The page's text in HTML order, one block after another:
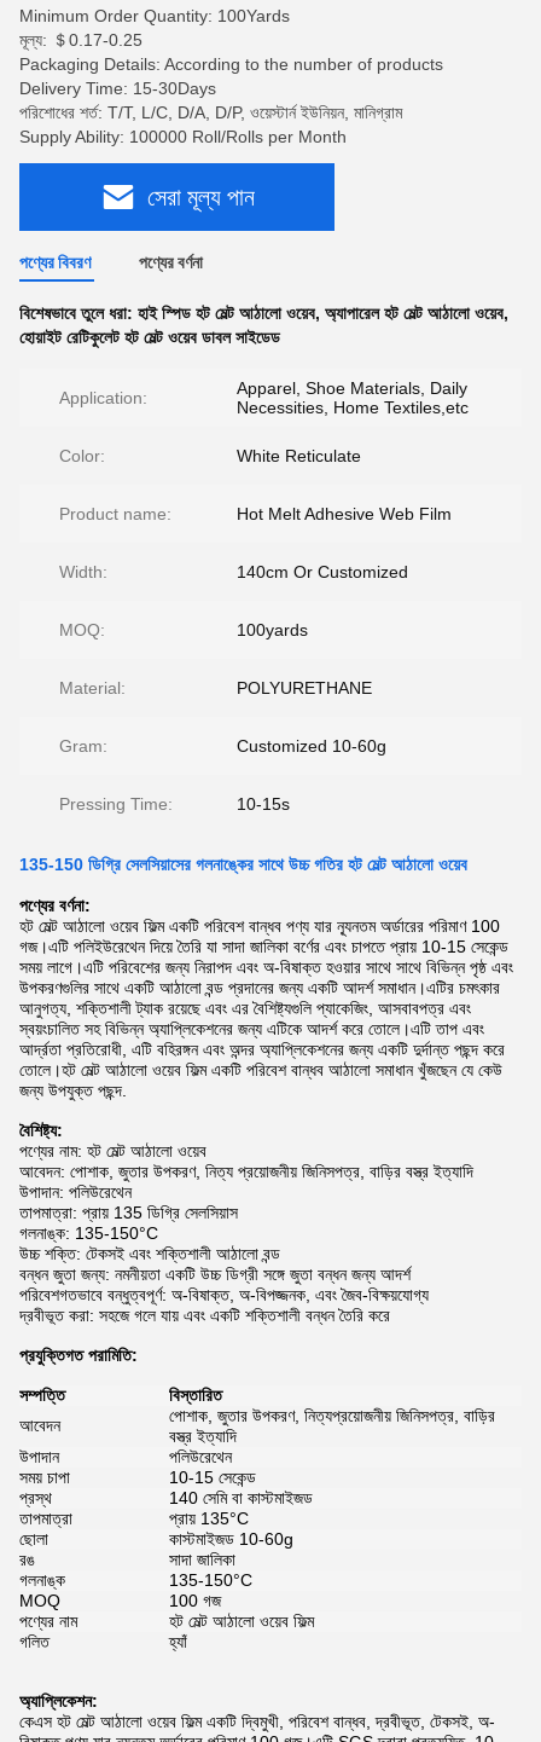
Minimum Order Quantity: 100Yards
মূল্য: ＄0.17-0.25
Packaging Details: According to the number of products
Delivery Time: 15-30Days
পরিশোধের শর্ত: T/T, L/C, D/A, D/P, ওয়েস্টার্ন ইউনিয়ন, মানিগ্রাম
Supply Ability: 100000 Roll/Rolls per Month
সেরা মূল্য পান
পণ্যের বিবরণ পণ্যের বর্ণনা
বিশেষভাবে তুলে ধরা: হাই স্পিড হট মেল্ট আঠালো ওয়েব, অ্যাপারেল হট মেল্ট আঠালো ওয়েব,
হোয়াইট রেটিকুলেট হট মেল্ট ওয়েব ডাবল সাইডেড
Application:
Apparel, Shoe Materials, Daily
Necessities, Home Textiles,etc
Color: White Reticulate
Product name: Hot Melt Adhesive Web Film
Width: 140cm Or Customized
MOQ: 100yards
Material: POLYURETHANE
Gram: Customized 10-60g
Pressing Time: 10-15s
135-150 ডিগ্রি সেলসিয়াসের গলনাঙ্কের সাথে উচ্চ গতির হট মেল্ট আঠালো ওয়েব
পণ্যের বর্ণনা:
হট মেল্ট আঠালো ওয়েব ফিল্ম একটি পরিবেশ বান্ধব পণ্য যার ন্যূনতম অর্ডারের পরিমাণ 100
গজ।এটি পলিইউরেথেন দিয়ে তৈরি যা সাদা জালিকা বর্ণের এবং চাপতে প্রায় 10-15 সেকেন্ড
সময় লাগে।এটি পরিবেশের জন্য নিরাপদ এবং অ-বিষাক্ত হওয়ার সাথে সাথে বিভিন্ন পৃষ্ঠ এবং
উপকরণগুলির সাথে একটি আঠালো বন্ড প্রদানের জন্য একটি আদর্শ সমাধান।এটির চমৎকার
আনুগত্য, শক্তিশালী ট্যাক রয়েছে এবং এর বৈশিষ্ট্যগুলি প্যাকেজিং, আসবাবপত্র এবং
স্বয়ংচালিত সহ বিভিন্ন অ্যাপ্লিকেশনের জন্য এটিকে আদর্শ করে তোলে।এটি তাপ এবং
আর্দ্রতা প্রতিরোধী, এটি বহিরঙ্গন এবং অন্দর অ্যাপ্লিকেশনের জন্য একটি দুর্দান্ত পছন্দ করে
তোলে।হট মেল্ট আঠালো ওয়েব ফিল্ম একটি পরিবেশ বান্ধব আঠালো সমাধান খুঁজছেন যে কেউ
জন্য উপযুক্ত পছন্দ.
বৈশিষ্ট্য:
পণ্যের নাম: হট মেল্ট আঠালো ওয়েব
আবেদন: পোশাক, জুতার উপকরণ, নিত্য প্রয়োজনীয় জিনিসপত্র, বাড়ির বস্ত্র ইত্যাদি
উপাদান: পলিউরেথেন
তাপমাত্রা: প্রায় 135 ডিগ্রি সেলসিয়াস
গলনাঙ্ক: 135-150°C
উচ্চ শক্তি: টেকসই এবং শক্তিশালী আঠালো বন্ড
বন্ধন জুতা জন্য: নমনীয়তা একটি উচ্চ ডিগ্রী সঙ্গে জুতা বন্ধন জন্য আদর্শ
পরিবেশগতভাবে বন্ধুত্বপূর্ণ: অ-বিষাক্ত, অ-বিপজ্জনক, এবং জৈব-বিক্ষয়যোগ্য
দ্রবীভূত করা: সহজে গলে যায় এবং একটি শক্তিশালী বন্ধন তৈরি করে
প্রযুক্তিগত পরামিতি:
সম্পত্তি
বিস্তারিত
আবেদন
পোশাক, জুতার উপকরণ, নিত্যপ্রয়োজনীয় জিনিসপত্র, বাড়ির
বস্ত্র ইত্যাদি
উপাদান
পলিউরেথেন
সময় চাপা
10-15 সেকেন্ড
প্রস্থ
140 সেমি বা কাস্টমাইজড
তাপমাত্রা
প্রায় 135°C
ছোলা
কাস্টমাইজড 10-60g
রঙ
সাদা জালিকা
গলনাঙ্ক
135-150°C
MOQ
100 গজ
পণ্যের নাম
হট মেল্ট আঠালো ওয়েব ফিল্ম
গলিত
হ্যাঁ
অ্যাপ্লিকেশন:
কেএস হট মেল্ট আঠালো ওয়েব ফিল্ম একটি দ্বিমুখী, পরিবেশ বান্ধব, দ্রবীভূত, টেকসই, অ-